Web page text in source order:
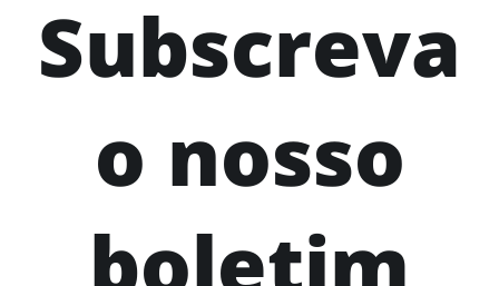
Subscreva
o nosso
boletim